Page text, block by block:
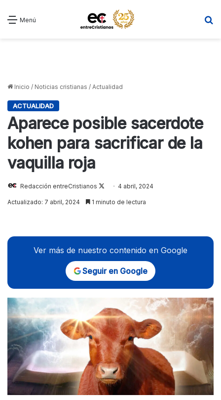
Menú
Inicio / Noticias cristianas / Actualidad
ACTUALIDAD
Aparece posible sacerdote
kohen para sacrificar de la
vaquilla roja
Redacción entreCristianos
Follow4 abril, 2024
Actualizado: 7 abril, 2024 1 minuto de lectura
Ver más de nuestro contenido en Google
Seguir en Google